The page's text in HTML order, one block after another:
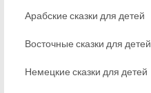
Арабские сказки для детей
Восточные сказки для детей
Немецкие сказки для детей